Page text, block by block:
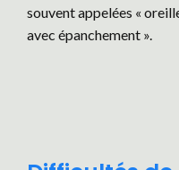
souvent appelées «
avec épanchement ».